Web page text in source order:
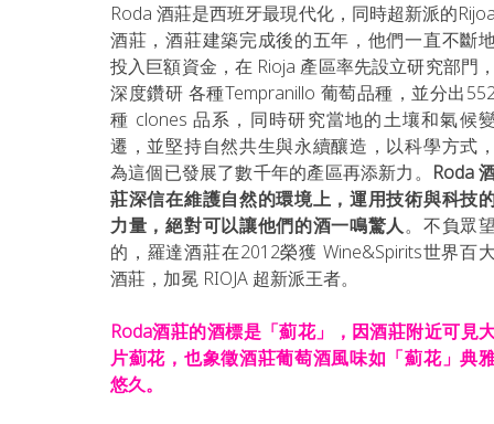
Roda 酒莊是西班牙最現代化，同時超新派的Rijoa
酒莊，酒莊建築完成後的五年，他們一直不斷
投入巨額資金，在 Rioja 產區率先設立研究部門，
深度鑽研 各種Tempranillo 葡萄品種，並分出
種 clones 品系，同時研究當地的土壤和氣候
遷，並堅持自然共生與永續釀造，以科學方式，
為這個已發展了數千年的產區再添新力。 Roda
莊深信在維護自然的環境上，運用技術與科技
力量，絕對可以讓他們的酒一鳴驚人。不負眾望
的，羅達酒莊在2012榮獲 Wine&Spirits世界百大
酒莊，加冕 RIOJA 超新派王者。
Roda酒莊的酒標是「薊花」，因酒莊附近可見
片薊花，也象徵酒莊葡萄酒風味如「薊花」典
悠久。